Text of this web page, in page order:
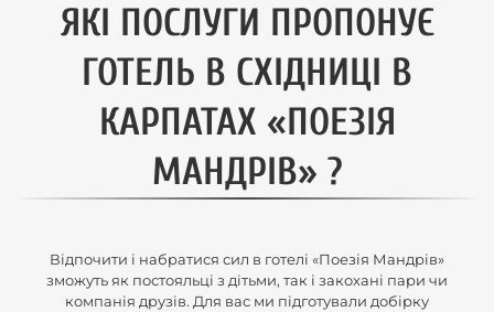
ЯКІ ПОСЛУГИ ПРОПОНУЄ
ГОТЕЛЬ В СХІДНИЦІ В
КАРПАТАХ «ПОЕЗІЯ
МАНДРІВ» ?
Відпочити і набратися сил в готелі «Поезія Мандрів»
зможуть як постояльці з дітьми, так і закохані пари чи
компанія друзів. Для вас ми підготували добірку